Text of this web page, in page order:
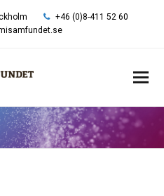
+46 (0)8-411 52 60